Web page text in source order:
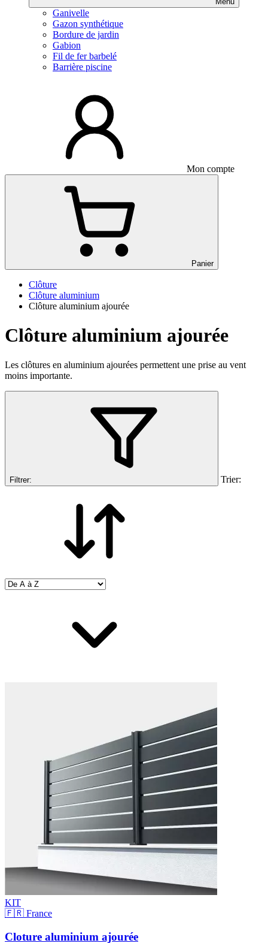
Ganivelle
Gazon synthétique
Bordure de jardin
Gabion
Fil de fer barbelé
Barrière piscine
Mon compte
Panier
Clôture
Clôture aluminium
Clôture aluminium ajourée
Clôture aluminium ajourée
Les clôtures en aluminium ajourées permettent une prise au vent
moins importante.
Filtrer: Trier:
KIT
🇫🇷 France
Cloture aluminium ajourée